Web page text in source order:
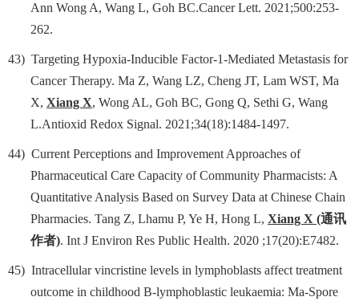
Ann Wong A, Wang L, Goh BC.CancerLett. 2021;500:253-
262.
43) Targeting Hypoxia-Inducible Factor-1-Mediated Metastasis for
Cancer Therapy. Ma Z, Wang LZ, Cheng JT, Lam WST, Ma
X, Xiang X, Wong AL, Goh BC, Gong Q, Sethi G, Wang
L.Antioxid Redox Signal. 2021;34(18):1484-1497.
44) Current Perceptions and Improvement Approaches of
Pharmaceutical Care Capacity of Community Pharmacists: A
Quantitative Analysis Based on Survey Data at Chinese Chain
Pharmacies. Tang Z, Lhamu P, Ye H, Hong L, Xiang X (通讯
作者). Int J Environ Res Public Health. 2020 ;17(20):E7482.
45) Intracellular vincristine levels in lymphoblasts affect treatment
outcome in childhood B-lymphoblastic leukaemia: Ma-Spore